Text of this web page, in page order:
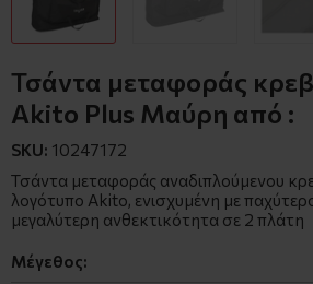
Τσάντα μεταφοράς
Akito Plus Μαύρη από :
SKU: 10247172
Τσάντα μεταφοράς αναδιπλούμενου
λογότυπο Akito, ενισχυμένη με
μεγαλύτερη ανθεκτικότητα σε 2 πλάτη
Μέγεθος: